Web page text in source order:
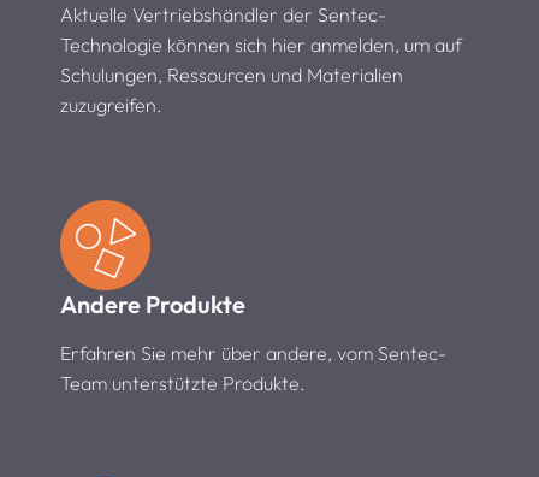
Aktuelle Vertriebshändler der Sentec-
Technologie können sich hier anmelden, um auf
Schulungen, Ressourcen und Materialien
zuzugreifen.
Andere Produkte
Erfahren Sie mehr über andere, vom Sentec-
Team unterstützte Produkte.